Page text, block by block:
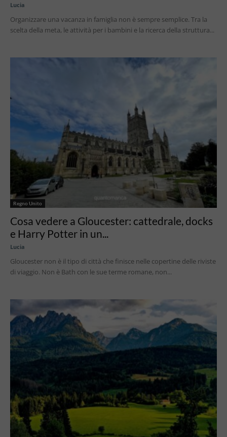
Lucia
Organizzare una vacanza in famiglia non è sempre semplice. Tra la
scelta della meta, le attività per i bambini e la ricerca della struttura...
Regno Unito
Cosa vedere a Gloucester: cattedrale, docks
e Harry Potter in un...
Lucia
Gloucester non è il tipo di città che finisce nelle copertine delle riviste
di viaggio. Non è Bath con le sue terme romane, non...